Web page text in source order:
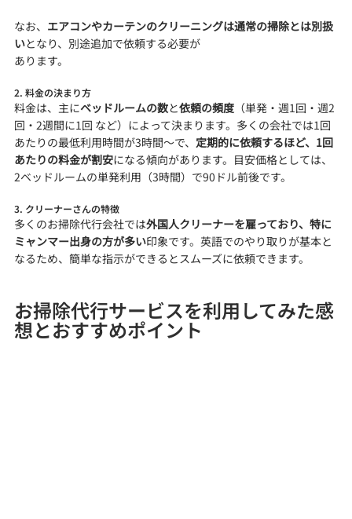
なお、 エアコンやカーテンのクリーニングは通常の掃除とは別扱
いとなり、別途追加で依頼する必要が
あります。
2. 料金の決まり方
料金は、主にベッドルームの数と依頼の頻度 （単発・週1回・週2
回・2週間に1回 など）によって決まります。多くの会社では1回
あたりの最低利用時間が3時間～で、 定期的に依頼するほど、1回
あたりの料金が割安になる傾向があります。目安価格としては、
2ベッドルームの単発利用（3時間）で90ドル前後です。
3. クリーナーさんの特徴
多くのお掃除代行会社では外国人クリーナーを雇っており、特に
ミャンマー出身の方が多い印象です。英語でのやり取りが基本と
なるため、簡単な指示ができるとスムーズに依頼できます。
お掃除代行サービスを利用してみた感
想とおすすめポイント